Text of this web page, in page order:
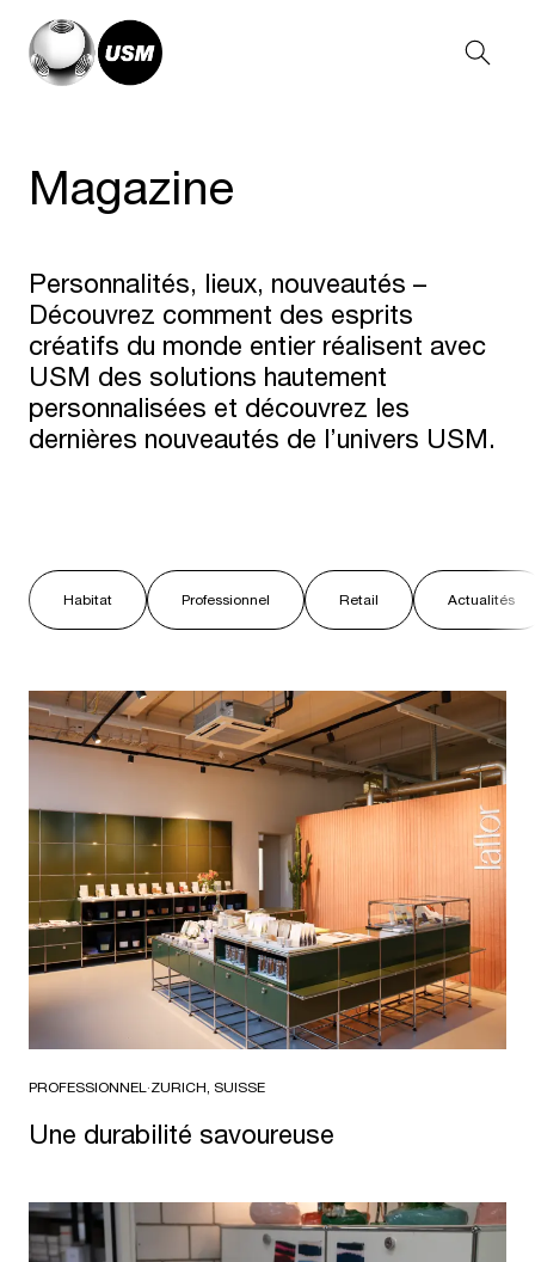
Magazine
Personnalités, lieux, nouveautés –
Découvrez comment des esprits
créatifs du monde entier réalisent avec
USM des solutions hautement
personnalisées et découvrez les
dernières nouveautés de l’univers USM.
Habitat Professionnel Retail Actualités
PROFESSIONNEL·ZURICH, SUISSE
Une durabilité savoureuse